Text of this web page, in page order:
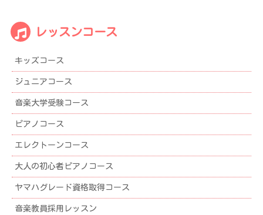
ブ
レッスンコース
キッズコース
ジュニアコース
音楽大学受験コース
ピアノコース
エレクトーンコース
大人の初心者ピアノコース
ヤマハグレード資格取得コース
音楽教員採用レッスン